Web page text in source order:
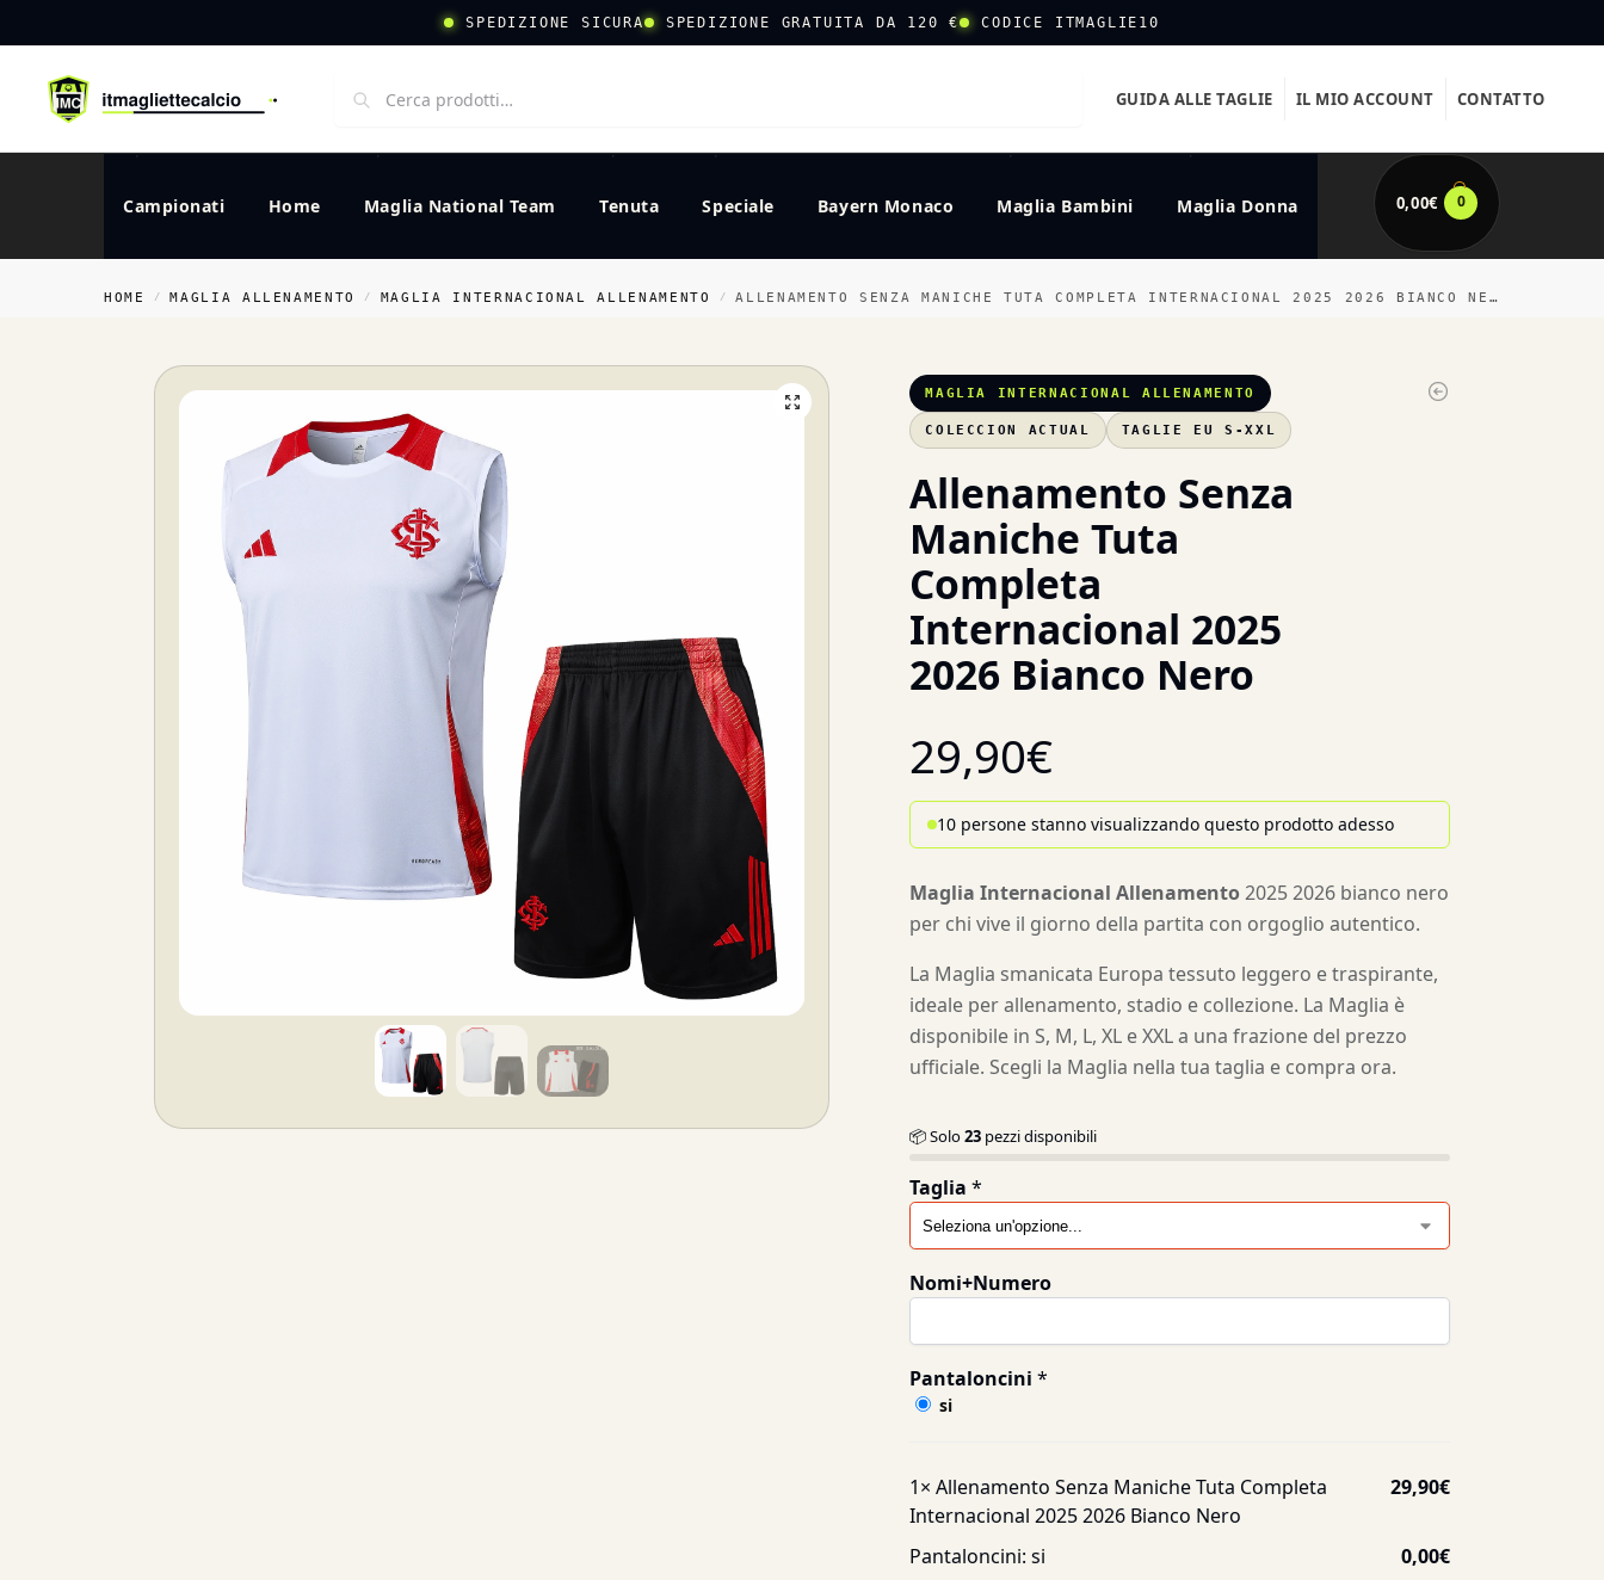
SPEDIZIONE SICURA SPEDIZIONE GRATUITA DA 120 € CODICE ITMAGLIE10
GUIDA ALLE TAGLIE IL MIO ACCOUNT CONTATTO
Campionati Home Maglia National Team Tenuta Speciale Bayern Monaco Maglia Bambini Maglia Donna 0,00€ 0
HOME / MAGLIA ALLENAMENTO / MAGLIA INTERNACIONAL ALLENAMENTO / ALLENAMENTO SENZA MANICHE TUTA COMPLETA INTERNACIONAL 2025 2026 BIANCO NERO
MAGLIA INTERNACIONAL ALLENAMENTO
COLECCION ACTUAL TAGLIE EU S-XXL
Allenamento Senza
Maniche Tuta
Completa
Internacional 2025
2026 Bianco Nero
29,90€
10 persone stanno visualizzando questo prodotto adesso
Maglia Internacional Allenamento2025 2026 bianco nero
per chi vive il giorno della partita con orgoglio autentico.
La Maglia smanicata Europa tessuto leggero e traspirante,
ideale per allenamento, stadio e collezione. La Maglia è
disponibile in S, M, L, XL e XXL a una frazione del prezzo
ufficiale. Scegli la Maglia nella tua taglia e compra ora.
📦 Solo23 pezzi disponibili
Taglia *
Nomi+Numero
Pantaloncini *
si
1× Allenamento Senza Maniche Tuta Completa
Internacional 2025 2026 Bianco Nero
29,90€
Pantaloncini: si 0,00€